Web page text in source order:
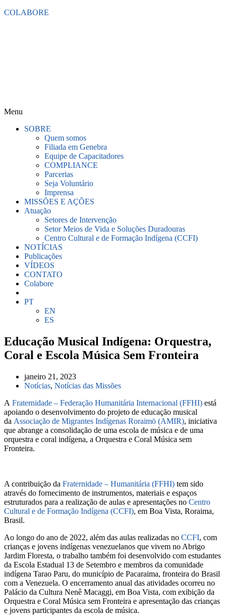
COLABORE
Menu
SOBRE
Quem somos
Filiada em Genebra
Equipe de Capacitadores
COMPLIANCE
Parcerias
Seja Voluntário
Imprensa
MISSÕES E AÇÕES
Atuação
Setores de Intervenção
Setor Meios de Vida e Soluções Duradouras
Centro Cultural e de Formação Indígena (CCFI)
NOTÍCIAS
Publicações
VÍDEOS
CONTATO
Colabore
PT
EN
ES
Educação Musical Indígena: Orquestra,
Coral e Escola Música Sem Fronteira
janeiro 21, 2023
Notícias, Notícias das Missões
A Fraternidade – Federação Humanitária Internacional (FFHI) está
apoiando o desenvolvimento do projeto de educação musical
da Associação de Migrantes Indígenas Roraimö (AMIR), iniciativa
que abrange a consolidação de uma escola de música e de uma
orquestra e coral indígena, a Orquestra e Coral Música sem
Fronteira.
A contribuição da Fraternidade – Humanitária (FFHI) tem sido
através do fornecimento de instrumentos, materiais e espaços
estruturados para a realização de aulas e apresentações no Centro
Cultural e de Formação Indígena (CCFI), em Boa Vista, Roraima,
Brasil.
Ao longo do ano de 2022, além das aulas realizadas no CCFI, com
crianças e jovens indígenas venezuelanos que vivem no Abrigo
Jardim Floresta, o trabalho também foi desenvolvido com estudantes
da Escola Estadual 13 de Setembro e membros da comunidade
indígena Tarao Paru, do município de Pacaraima, fronteira do Brasil
com a Venezuela. O encerramento anual das atividades ocorreu no
Palácio da Cultura Nenê Macaggi, em Boa Vista, com exibição da
Orquestra e Coral Música sem Fronteira e apresentação das crianças
e jovens participantes da escola de música.